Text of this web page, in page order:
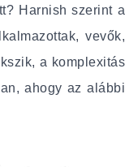
Harnish szerint a
vevők,
a komplexitás
ahogy az alábbi